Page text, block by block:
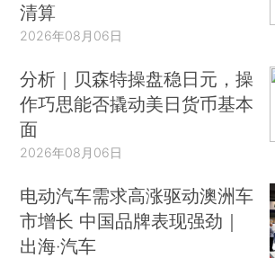
清算
2026年08月06日
分析｜贝森特操盘稳日元，操
作巧思能否撬动美日货币基本
面
2026年08月06日
电动汽车需求高涨驱动澳洲车
市增长 中国品牌表现强劲｜
出海·汽车